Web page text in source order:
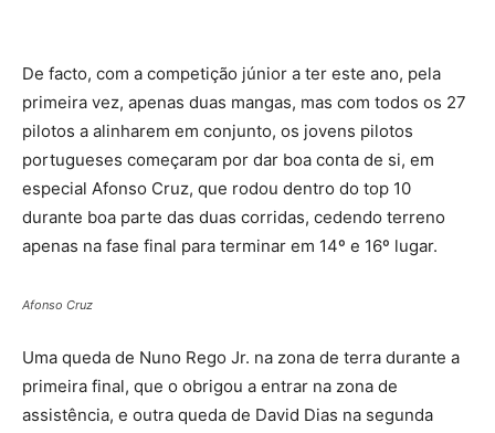
De facto, com a competição júnior a ter este ano, pela
primeira vez, apenas duas mangas, mas com todos os 27
pilotos a alinharem em conjunto, os jovens pilotos
portugueses começaram por dar boa conta de si, em
especial Afonso Cruz, que rodou dentro do top 10
durante boa parte das duas corridas, cedendo terreno
apenas na fase final para terminar em 14º e 16º lugar.
Afonso Cruz
Uma queda de Nuno Rego Jr. na zona de terra durante a
primeira final, que o obrigou a entrar na zona de
assistência, e outra queda de David Dias na segunda